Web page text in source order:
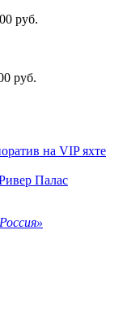
руб.
руб.
Палас